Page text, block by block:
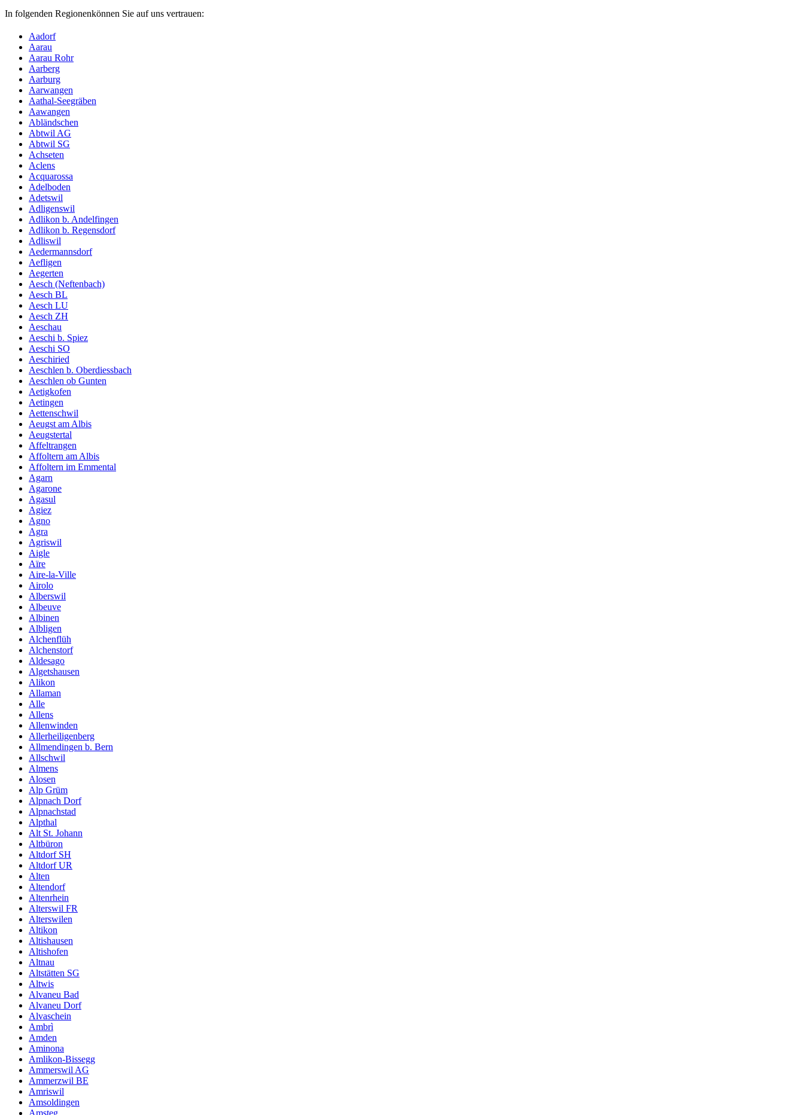
In folgenden Regionenkönnen Sie auf uns vertrauen:
Aadorf
Aarau
Aarau Rohr
Aarberg
Aarburg
Aarwangen
Aathal-Seegräben
Aawangen
Abländschen
Abtwil AG
Abtwil SG
Achseten
Aclens
Acquarossa
Adelboden
Adetswil
Adligenswil
Adlikon b. Andelfingen
Adlikon b. Regensdorf
Adliswil
Aedermannsdorf
Aefligen
Aegerten
Aesch (Neftenbach)
Aesch BL
Aesch LU
Aesch ZH
Aeschau
Aeschi b. Spiez
Aeschi SO
Aeschiried
Aeschlen b. Oberdiessbach
Aeschlen ob Gunten
Aetigkofen
Aetingen
Aettenschwil
Aeugst am Albis
Aeugstertal
Affeltrangen
Affoltern am Albis
Affoltern im Emmental
Agarn
Agarone
Agasul
Agiez
Agno
Agra
Agriswil
Aigle
Aïre
Aire-la-Ville
Airolo
Alberswil
Albeuve
Albinen
Albligen
Alchenflüh
Alchenstorf
Aldesago
Algetshausen
Alikon
Allaman
Alle
Allens
Allenwinden
Allerheiligenberg
Allmendingen b. Bern
Allschwil
Almens
Alosen
Alp Grüm
Alpnach Dorf
Alpnachstad
Alpthal
Alt St. Johann
Altbüron
Altdorf SH
Altdorf UR
Alten
Altendorf
Altenrhein
Alterswil FR
Alterswilen
Altikon
Altishausen
Altishofen
Altnau
Altstätten SG
Altwis
Alvaneu Bad
Alvaneu Dorf
Alvaschein
Ambrì
Amden
Aminona
Amlikon-Bissegg
Ammerswil AG
Ammerzwil BE
Amriswil
Amsoldingen
Amsteg